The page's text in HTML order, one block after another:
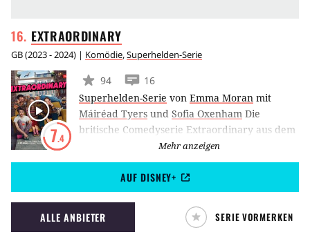
EXTRAORDINARY
GB(2023 - 2024) | Komödie,Superhelden-Serie
7.4
94
16
Superhelden-Serie von Emma Moran mit
Máiréad Tyers und Sofia Oxenham Die
britische Comedyserie Extraordinary aus dem
Hause Disney+ erzählt die Geschichte der
jungen Jen. Diese lebt in einer Welt, in der
jeder Mensch Superkräfte hat - nur sie nicht.
In dieser außergewöhnlichen Welt versucht
sie ein normales Leben zu führen.
Mehr anzeigen
AUF DISNEY+
ALLE ANBIETER SERIE VORMERKEN